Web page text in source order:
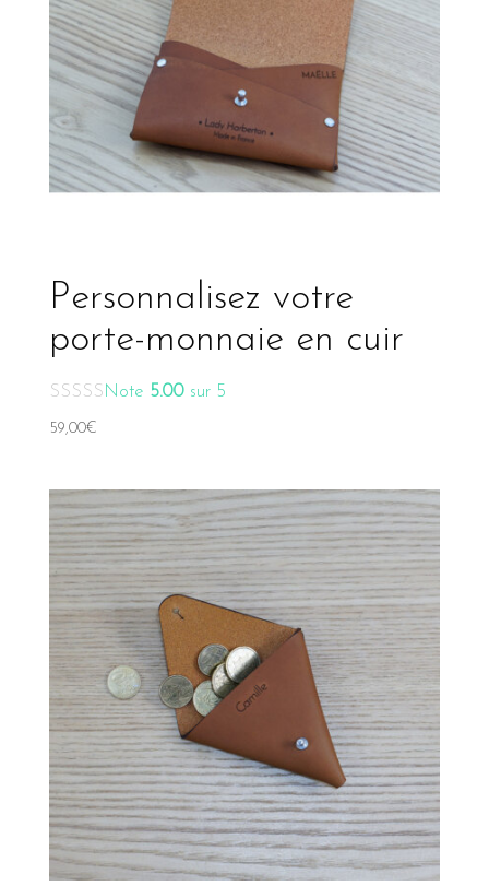
Personnalisez votre
porte-monnaie en cuir
Note 5.00sur 5
59,00€